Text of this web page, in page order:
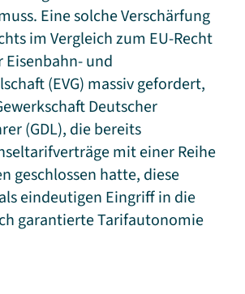
Eine solche Verschärfung
im Vergleich zum EU-Recht
und
(EVG) massiv gefordert,
Deutscher
(GDL), die bereits
mit einer Reihe
geschlossen hatte, diese
eindeutigen Eingriff in die
garantierte Tarifautonomie